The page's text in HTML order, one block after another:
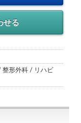
せる
整形外科 / リハビ